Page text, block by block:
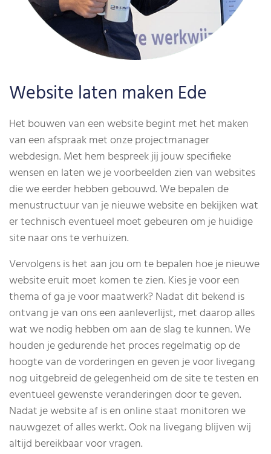
Website laten maken Ede
Het bouwen van een website begint met het maken
van een afspraak met onze projectmanager
webdesign. Met hem bespreek jij jouw specifieke
wensen en laten we je voorbeelden zien van websites
die we eerder hebben gebouwd. We bepalen de
menustructuur van je nieuwe website en bekijken wat
er technisch eventueel moet gebeuren om je huidige
site naar ons te verhuizen.
Vervolgens is het aan jou om te bepalen hoe je nieuwe
website eruit moet komen te zien. Kies je voor een
thema of ga je voor maatwerk? Nadat dit bekend is
ontvang je van ons een aanleverlijst, met daarop alles
wat we nodig hebben om aan de slag te kunnen. We
houden je gedurende het proces regelmatig op de
hoogte van de vorderingen en geven je voor livegang
nog uitgebreid de gelegenheid om de site te testen en
eventueel gewenste veranderingen door te geven.
Nadat je website af is en online staat monitoren we
nauwgezet of alles werkt. Ook na livegang blijven wij
altijd bereikbaar voor vragen.